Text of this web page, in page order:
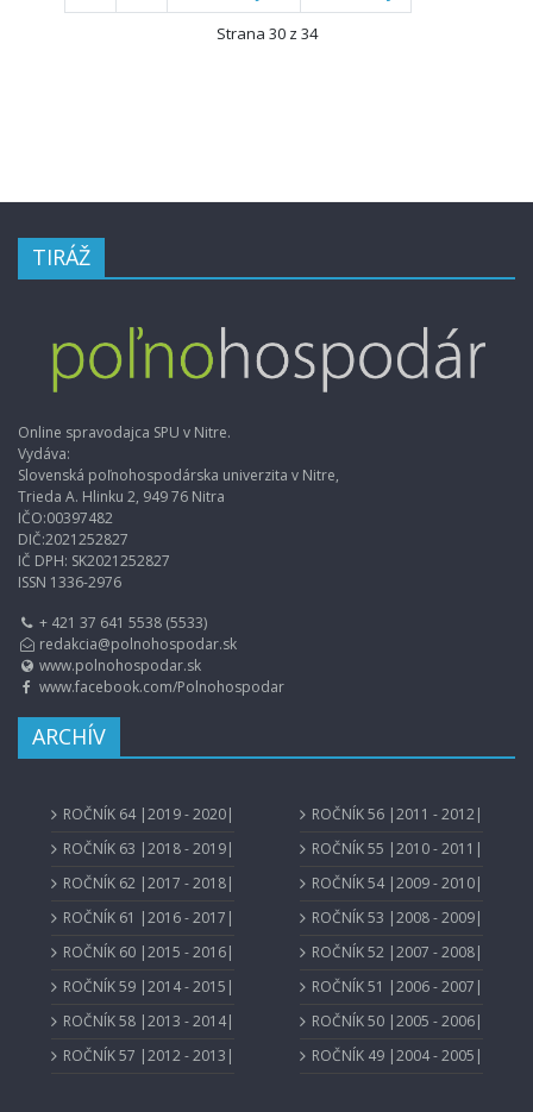
Strana 30 z 34
TIRÁŽ
Online spravodajca SPU v Nitre.
Vydáva:
Slovenská poľnohospodárska univerzita v Nitre,
Trieda A. Hlinku 2, 949 76 Nitra
IČO:00397482
DIČ:2021252827
IČ DPH: SK2021252827
ISSN 1336-2976
+ 421 37 641 5538 (5533)
redakcia@polnohospodar.sk
www.polnohospodar.sk
www.facebook.com/Polnohospodar
ARCHÍV
ROČNÍK 64 |2019 - 2020|
ROČNÍK 63 |2018 - 2019|
ROČNÍK 62 |2017 - 2018|
ROČNÍK 61 |2016 - 2017|
ROČNÍK 60 |2015 - 2016|
ROČNÍK 59 |2014 - 2015|
ROČNÍK 58 |2013 - 2014|
ROČNÍK 57 |2012 - 2013|
ROČNÍK 56 |2011 - 2012|
ROČNÍK 55 |2010 - 2011|
ROČNÍK 54 |2009 - 2010|
ROČNÍK 53 |2008 - 2009|
ROČNÍK 52 |2007 - 2008|
ROČNÍK 51 |2006 - 2007|
ROČNÍK 50 |2005 - 2006|
ROČNÍK 49 |2004 - 2005|